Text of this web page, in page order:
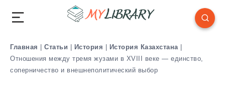
Главная | Статьи | История | История Казахстана |
Отношения между тремя жузами в XVIII веке — единство,
соперничество и внешнеполитический выбор